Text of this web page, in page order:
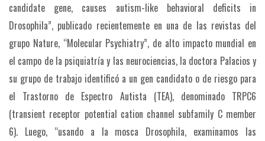
candidate gene, causes autism-like behavioral deficits in
Drosophila”, publicado recientemente en una de las revistas del
grupo Nature, “Molecular Psychiatry”, de alto impacto mundial en
el campo de la psiquiatría y las neurociencias, la doctora Palacios y
su grupo de trabajo identificó a un gen candidato o de riesgo para
el Trastorno de Espectro Autista (TEA), denominado TRPC6
(transient receptor potential cation channel subfamily C member
6). Luego, “usando a la mosca Drosophila, examinamos las